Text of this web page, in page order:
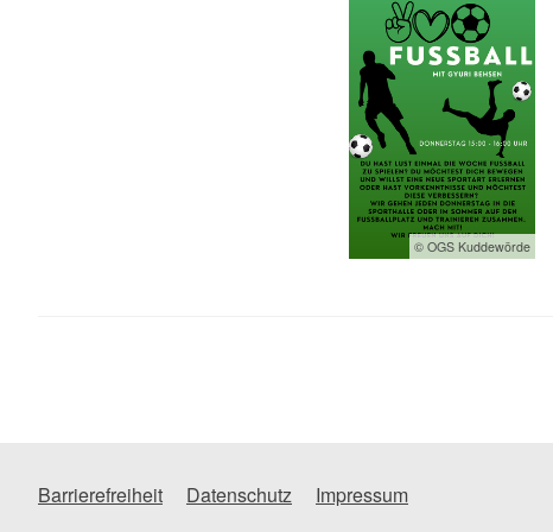
© OGS Kuddewörde
Barrierefreiheit Datenschutz Impressum